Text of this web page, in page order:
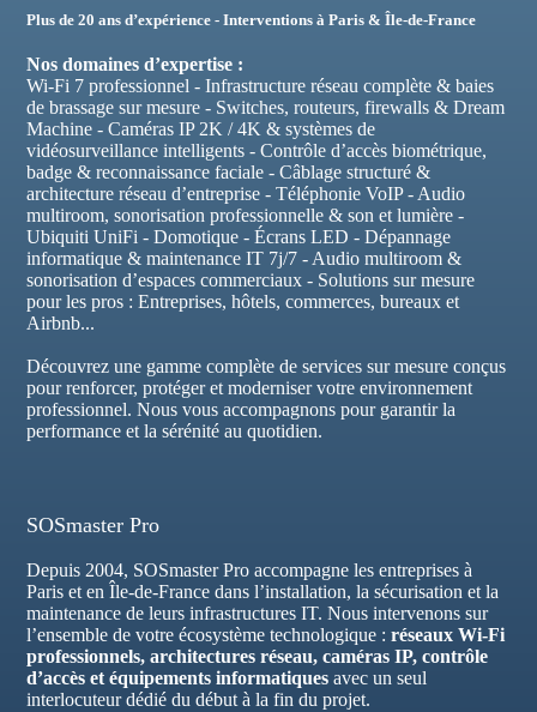
Plus de 20 ans d’expérience - Interventions à Paris & Île-de-France
Nos domaines d’expertise :
Wi-Fi 7 professionnel - Infrastructure réseau complète & baies
de brassage sur mesure - Switches, routeurs, firewalls & Dream
Machine - Caméras IP 2K / 4K & systèmes de
vidéosurveillance intelligents - Contrôle d’accès biométrique,
badge & reconnaissance faciale - Câblage structuré &
architecture réseau d’entreprise - Téléphonie VoIP - Audio
multiroom, sonorisation professionnelle & son et lumière -
Ubiquiti UniFi - Domotique - Écrans LED - Dépannage
informatique & maintenance IT 7j/7 - Audio multiroom &
sonorisation d’espaces commerciaux - Solutions sur mesure
pour les pros : Entreprises, hôtels, commerces, bureaux et
Airbnb...
Découvrez une gamme complète de services sur mesure conçus
pour renforcer, protéger et moderniser votre environnement
professionnel. Nous vous accompagnons pour garantir la
performance et la sérénité au quotidien.
SOSmaster Pro
Depuis 2004, SOSmaster Pro accompagne les entreprises à
Paris et en Île-de-France dans l’installation, la sécurisation et la
maintenance de leurs infrastructures IT. Nous intervenons sur
l’ensemble de votre écosystème technologique :réseaux Wi-Fi
professionnels, architectures réseau, caméras IP, contrôle
d’accès et équipements informatiques avec un seul
interlocuteur dédié du début à la fin du projet.